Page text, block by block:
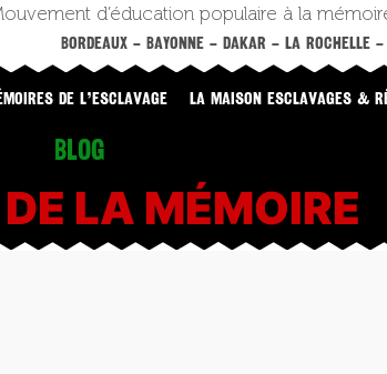
d’éducation populaire à la
BORDEAUX – BAYONNE – DAKAR – LA ROCHELLE
DE L’ESCLAVAGE LA MAISON ESCLAVAGES &
Blog
LA MÉMOIRE